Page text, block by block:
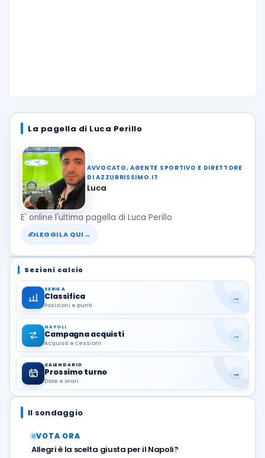
La pagella di Luca Perillo
AVVOCATO, AGENTE SPORTIVO E DIRETTORE
DI AZZURRISSIMO.IT
Luca
E' online l'ultima pagella di Luca Perillo
✍LEGGILA QUI →
Sezioni calcio
SERIE A
Classifica
Posizioni e punti
→
NAPOLI
Campagna acquisti
Acquisti e cessioni
→
CALENDARIO
Prossimo turno
Date e orari
→
Il sondaggio
VOTA ORA
Allegri è la scelta giusta per il Napoli?